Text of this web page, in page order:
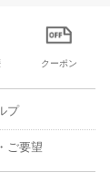
クーポン
プ
ご要望